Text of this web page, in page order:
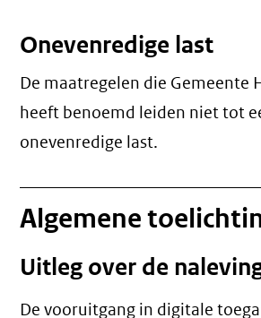
Onevenredige last
De maatregelen die Gemeente
heeft benoemd leiden niet tot
onevenredige last.
Algemene
Uitleg over de
De vooruitgang in digitale